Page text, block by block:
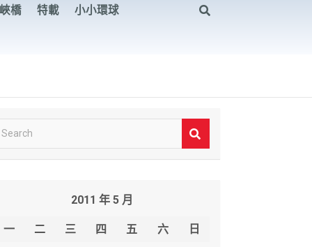
橋 特載 小小環球
2011 年 5 月
一 二 三 四 五 六
日